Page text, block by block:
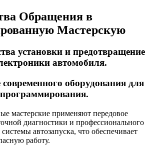
Обращения в
Мастерскую
установки и предотвращение
автомобиля.
оборудования для
мастерские применяют передовое
диагностики и профессионального
автозапуска, что обеспечивает
работу.